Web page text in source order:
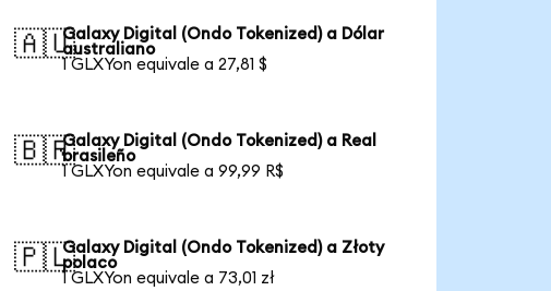
🇦🇺Galaxy Digital (Ondo Tokenized) a Dólar
australiano
1 GLXYon equivale a 27,81 $
🇧🇷Galaxy Digital (Ondo Tokenized) a Real
brasileño
1 GLXYon equivale a 99,99 R$
🇵🇱Galaxy Digital (Ondo Tokenized) a Złoty
polaco
1 GLXYon equivale a 73,01 zł